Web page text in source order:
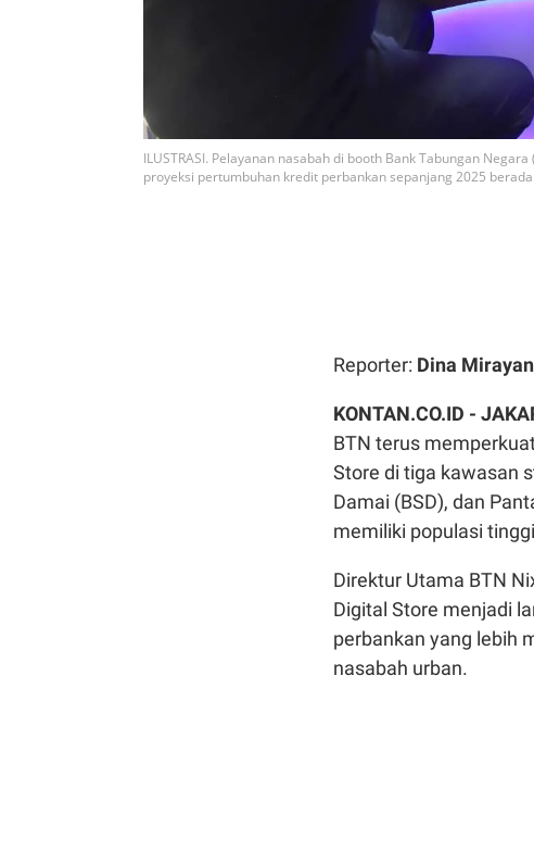
ILUSTRASI. Pelayanan nasabah di booth Bank Tabungan
proyeksi pertumbuhan kredit perbankan sepanjang 2025
Reporter: Dina
KONTAN.CO.ID -
BTN terus
Store di tiga kawasan
Damai (BSD), dan
memiliki populasi
Direktur Utama BTN
Digital Store menjadi
perbankan yang lebih
nasabah urban.